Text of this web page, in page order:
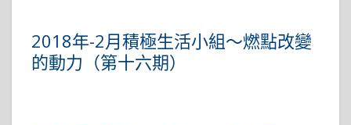
2018年-2月積極生活小組～燃點改變
的動力（第十六期）